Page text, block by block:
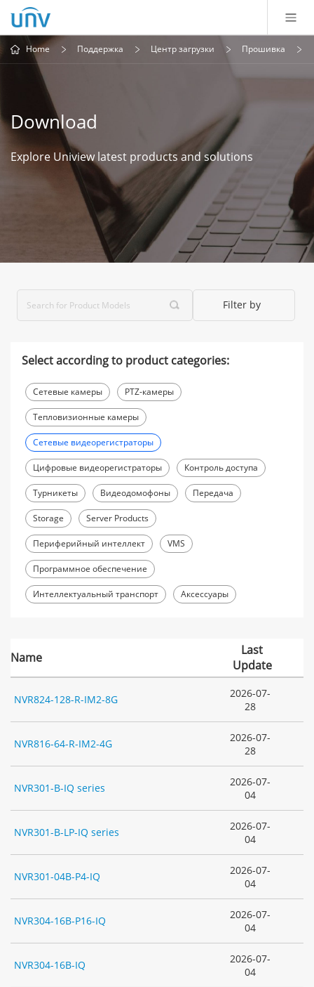
Home Поддержка Центр загрузки Прошивка
Download
Explore Uniview latest products and solutions
Filter by
Select according to product categories:
Сетевые камеры PTZ-камеры
Тепловизионные камеры
Сетевые видеорегистраторы
Цифровые видеорегистраторы Контроль доступа
Турникеты Видеодомофоны Передача
Storage Server Products
Периферийный интеллект VMS
Программное обеспечение
Интеллектуальный транспорт Аксессуары
Name
Last
Update
NVR824-128-R-IM2-8G
2026-07-
28
NVR816-64-R-IM2-4G
2026-07-
28
NVR301-B-IQ series
2026-07-
04
NVR301-B-LP-IQ series
2026-07-
04
NVR301-04B-P4-IQ
2026-07-
04
NVR304-16B-P16-IQ
2026-07-
04
NVR304-16B-IQ
2026-07-
04